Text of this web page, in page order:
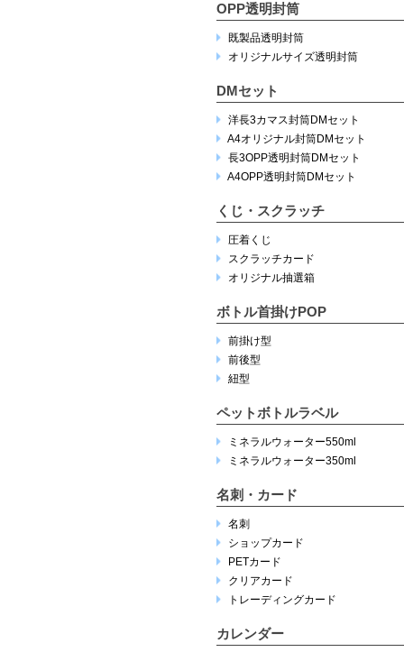
OPP透明封筒
既製品透明封筒
オリジナルサイズ透明封筒
DMセット
洋長3カマス封筒DMセット
A4オリジナル封筒DMセット
長3OPP透明封筒DMセット
A4OPP透明封筒DMセット
くじ・スクラッチ
圧着くじ
スクラッチカード
オリジナル抽選箱
ボトル首掛けPOP
前掛け型
前後型
紐型
ペットボトルラベル
ミネラルウォーター550ml
ミネラルウォーター350ml
名刺・カード
名刺
ショップカード
PETカード
クリアカード
トレーディングカード
カレンダー